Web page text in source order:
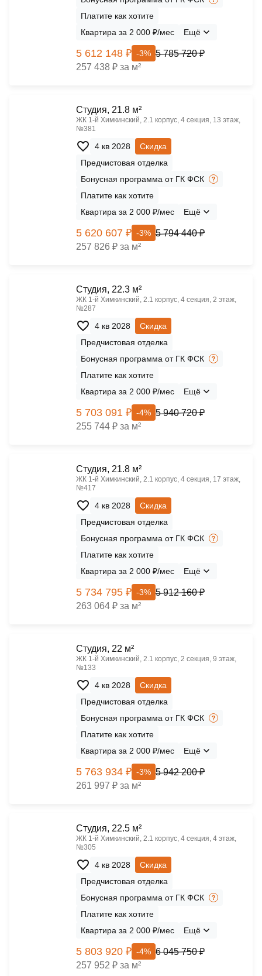
Платите как хотите
Квартира за 2 000 ₽/мес
Ещё
5 612 148 ₽ -3% 5 785 720 ₽
257 438 ₽ за м²
Cтудия, 21.8 м²
ЖК 1‑й Химкинский, 2.1 корпус, 4 секция, 13 этаж,
№381
4 кв 2028
Скидка
Предчистовая отделка
Бонусная программа от ГК ФСК
Платите как хотите
Квартира за 2 000 ₽/мес
Ещё
5 620 607 ₽ -3% 5 794 440 ₽
257 826 ₽ за м²
Cтудия, 22.3 м²
ЖК 1‑й Химкинский, 2.1 корпус, 4 секция, 2 этаж,
№287
4 кв 2028
Скидка
Предчистовая отделка
Бонусная программа от ГК ФСК
Платите как хотите
Квартира за 2 000 ₽/мес
Ещё
5 703 091 ₽ -4% 5 940 720 ₽
255 744 ₽ за м²
Cтудия, 21.8 м²
ЖК 1‑й Химкинский, 2.1 корпус, 4 секция, 17 этаж,
№417
4 кв 2028
Скидка
Предчистовая отделка
Бонусная программа от ГК ФСК
Платите как хотите
Квартира за 2 000 ₽/мес
Ещё
5 734 795 ₽ -3% 5 912 160 ₽
263 064 ₽ за м²
Cтудия, 22 м²
ЖК 1‑й Химкинский, 2.1 корпус, 2 секция, 9 этаж,
№133
4 кв 2028
Скидка
Предчистовая отделка
Бонусная программа от ГК ФСК
Платите как хотите
Квартира за 2 000 ₽/мес
Ещё
5 763 934 ₽ -3% 5 942 200 ₽
261 997 ₽ за м²
Cтудия, 22.5 м²
ЖК 1‑й Химкинский, 2.1 корпус, 4 секция, 4 этаж,
№305
4 кв 2028
Скидка
Предчистовая отделка
Бонусная программа от ГК ФСК
Платите как хотите
Квартира за 2 000 ₽/мес
Ещё
5 803 920 ₽ -4% 6 045 750 ₽
257 952 ₽ за м²